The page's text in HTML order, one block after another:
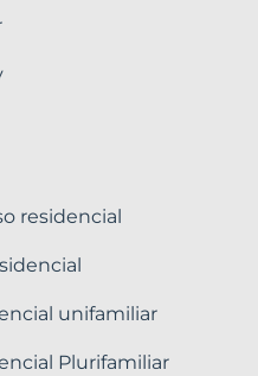
residencial
unifamiliar
Plurifamiliar